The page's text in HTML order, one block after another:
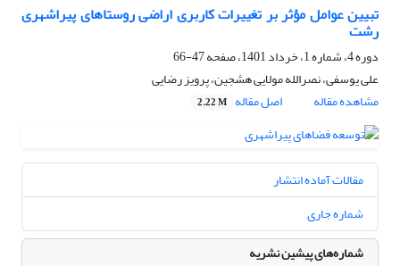
تبیین عوامل مؤثر بر تغییرات کاربری اراضی روستاهای پیراشهری
رشت
دوره 4، شماره 1، خرداد 1401، صفحه
47-66
علی یوسفی، نصرالله مولایی هشجین، پرویز رضایی
مشاهده مقاله
اصل مقاله 2.22 M
مقالات آماده انتشار
شماره جاری
شماره‌های پیشین نشریه